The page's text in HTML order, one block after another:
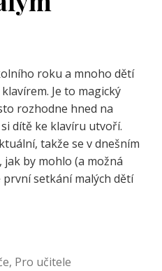
roku a mnoho dětí
Je to magický
rozhodne hned na
dítě ke klavíru utvoří.
takže se v dnešním
by mohlo (a možná
setkání malých dětí
, Pro učitele